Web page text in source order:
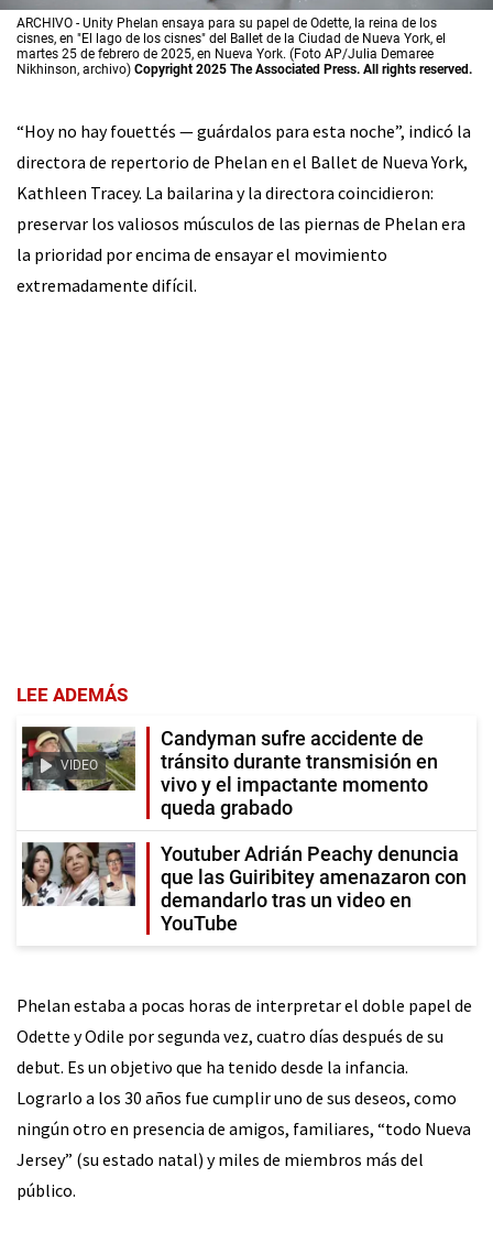
ARCHIVO - Unity Phelan ensaya para su papel de Odette, la reina de los
cisnes, en "El lago de los cisnes" del Ballet de la Ciudad de Nueva York, el
martes 25 de febrero de 2025, en Nueva York. (Foto AP/Julia Demaree
Nikhinson, archivo) Copyright 2025 The Associated Press. All rights reserved.
“Hoy no hay fouettés — guárdalos para esta noche”, indicó la
directora de repertorio de Phelan en el Ballet de Nueva York,
Kathleen Tracey. La bailarina y la directora coincidieron:
preservar los valiosos músculos de las piernas de Phelan era
la prioridad por encima de ensayar el movimiento
extremadamente difícil.
LEE ADEMÁS
VIDEO
Candyman sufre accidente de
tránsito durante transmisión en
vivo y el impactante momento
queda grabado
Youtuber Adrián Peachy denuncia
que las Guiribitey amenazaron con
demandarlo tras un video en
YouTube
Phelan estaba a pocas horas de interpretar el doble papel de
Odette y Odile por segunda vez, cuatro días después de su
debut. Es un objetivo que ha tenido desde la infancia.
Lograrlo a los 30 años fue cumplir uno de sus deseos, como
ningún otro en presencia de amigos, familiares, “todo Nueva
Jersey” (su estado natal) y miles de miembros más del
público.